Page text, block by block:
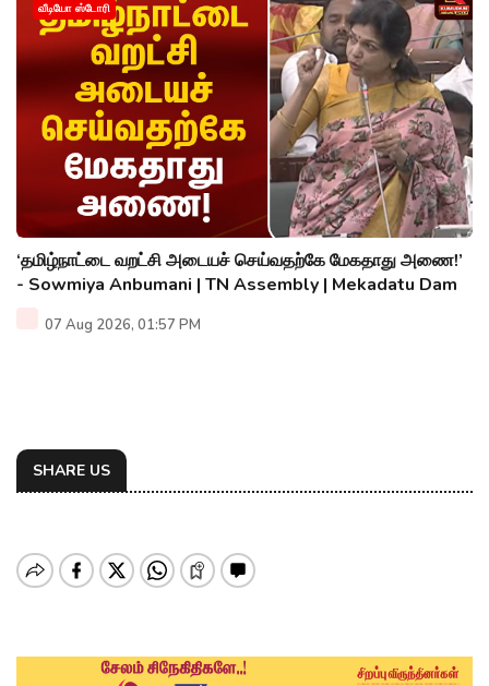
வீடியோ ஸ்டோரி
‘தமிழ்நாட்டை வறட்சி அடையச் செய்வதற்கே மேகதாது அணை!’
- Sowmiya Anbumani | TN Assembly | Mekadatu Dam
07 Aug 2026, 01:57 PM
SHARE US